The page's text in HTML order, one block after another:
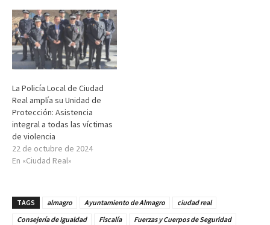
La Policía Local de Ciudad
Real amplía su Unidad de
Protección: Asistencia
integral a todas las víctimas
de violencia
22 de octubre de 2024
En «Ciudad Real»
TAGS almagro Ayuntamiento de Almagro
ciudad real
Consejería de Igualdad
Fiscalía
Fuerzas y Cuerpos de Seguridad